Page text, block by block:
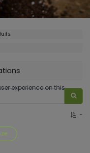
experience on this